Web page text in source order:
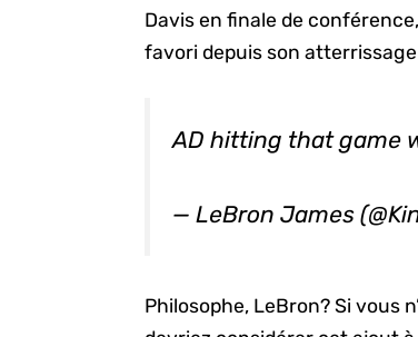
Davis en finale de
favori depuis son atterrissage
AD hitting that game
— LeBron James
Philosophe, LeBron? Si vous